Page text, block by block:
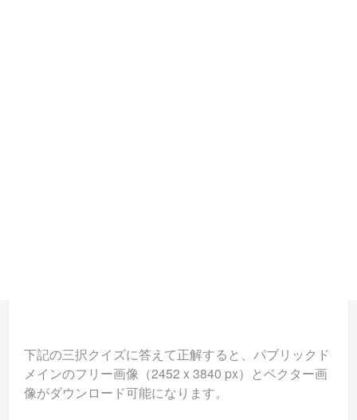
下記の三択クイズに答えて正解すると、パブリックド
メインのフリー画像（2452 x 3840 px）とベクター画
像がダウンロード可能になります。